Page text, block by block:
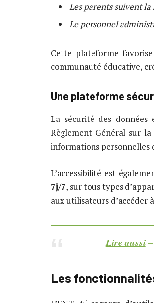
Les parents suivent
Le personnel
Cette plateforme
communauté éducative,
Une plateforme
La sécurité des
Règlement Général sur
informations personnelles
L’accessibilité est
7j/7, sur tous types
aux utilisateurs d’accéder
Lire aussi–
Les